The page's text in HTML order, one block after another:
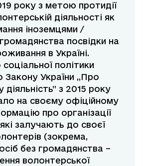
року з метою протидії
діяльності як
іноземцями /
посвідки на
в Україні.
політики
Закону України ,,Про
з 2015 року
на своєму офіційному
про організації
залучають до своєї
(зокрема,
без громадянства –
волонтерської